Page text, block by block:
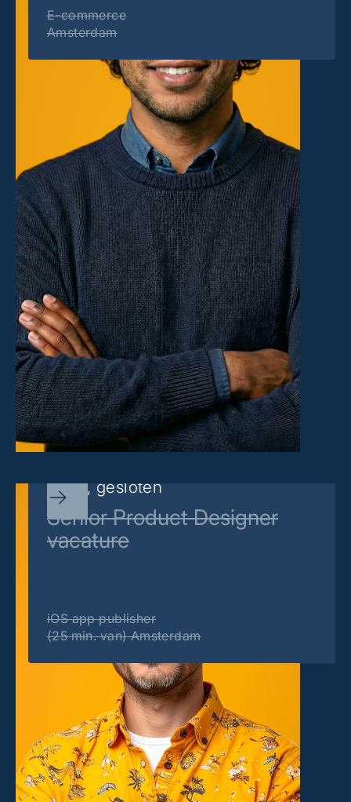
E-commerce
Amsterdam
Sorry, gesloten
Senior Product Designer
vacature
iOS app publisher
(25 min. van) Amsterdam